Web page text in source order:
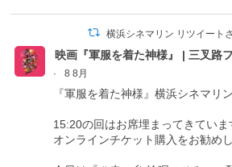
横浜シネマリン リツイート
映画『軍服を着た神様』 | 三叉路
·
8 8月
『軍服を着た神様』横浜シネマリ
15:20の回はお席埋まってきてい
オンラインチケット購入をお勧め